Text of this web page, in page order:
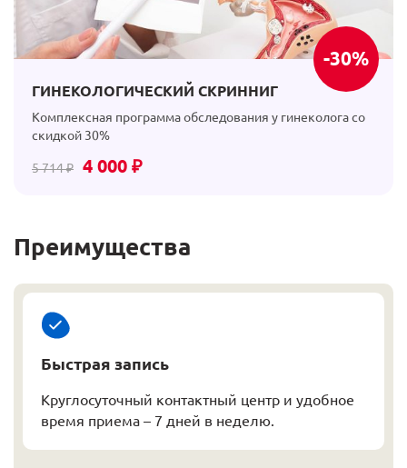
-30%
ГИНЕКОЛОГИЧЕСКИЙ СКРИННИГ
Комплексная программа обследования у гинеколога со
скидкой 30%
5 714 ₽ 4 000 ₽
Преимущества
Быстрая запись
Круглосуточный контактный центр и удобное
время приема – 7 дней в неделю.